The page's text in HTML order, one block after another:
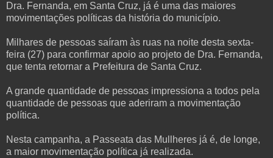
Dra. Fernanda, em Santa Cruz, já é uma das maiores
movimentações políticas da história do município.
Milhares de pessoas saíram às ruas na noite desta sexta-
feira (27) para confirmar apoio ao projeto de Dra. Fernanda,
que tenta retornar a Prefeitura de Santa Cruz.
A grande quantidade de pessoas impressiona a todos pela
quantidade de pessoas que aderiram a movimentação
política.
Nesta campanha, a Passeata das Mullheres já é, de longe,
a maior movimentação política já realizada.